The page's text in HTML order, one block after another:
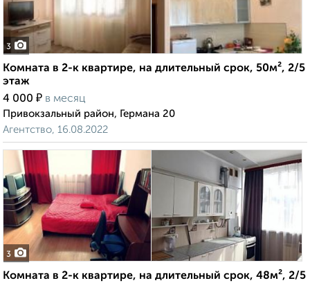
3
Комната в 2-к квартире, на длительный срок, 50м², 2/5
этаж
4 000 ₽ в месяц
Привокзальный район, Германа 20
Агентство, 16.08.2022
3
Комната в 2-к квартире, на длительный срок, 48м², 2/5